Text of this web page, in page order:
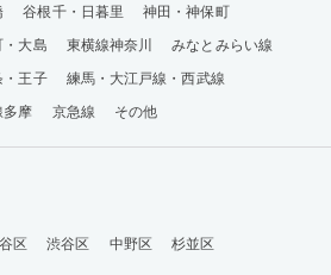
谷根千・日暮里
神田・神保町
・大島 東横線神奈川
みなとみらい線
・王子
練馬・大江戸線・西武線
多摩 京急線 その他
区 渋谷区 中野区 杉並区